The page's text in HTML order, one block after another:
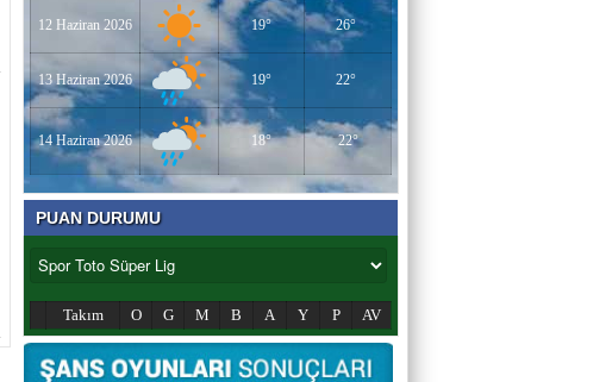
12 Haziran 2026 19° 26°
13 Haziran 2026 19° 22°
14 Haziran 2026 18° 22°
PUAN DURUMU
Takım O G M B A Y P AV